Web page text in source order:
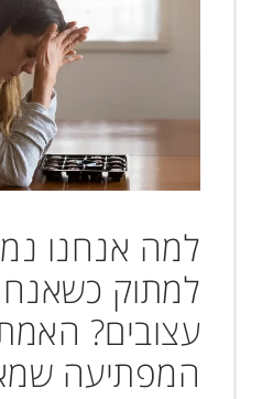
למה אנחנו
למתוק
עצובים?
המפתיעה